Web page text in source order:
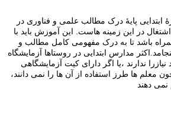
پایۀ درک مطالب علمی و فناوری در
در این زمینه هاست. این آموزش باید با
باشد تا به درک مفهومی کامل مطالب و
مدارس ابتدایی در روستاها آزمایشگاه
ندارند ،یا اگر دارای کیت آزمایشگاهی
معلم ها طرز استفاده از آن ها را نمی دانند،